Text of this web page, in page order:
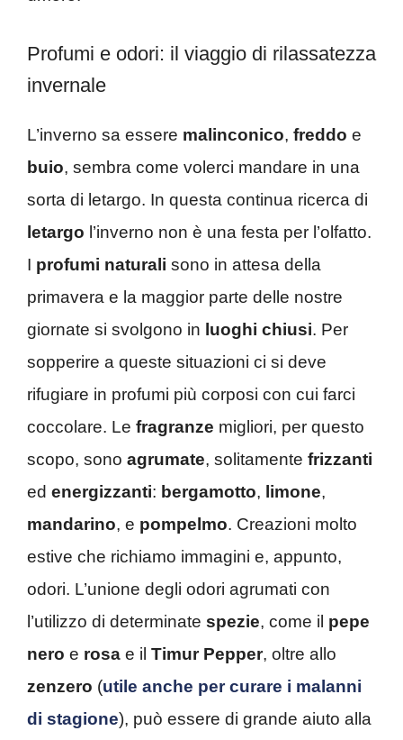
Profumi e odori: il viaggio di rilassatezza
invernale
L’inverno sa essere malinconico, freddo e
buio, sembra come volerci mandare in una
sorta di letargo. In questa continua ricerca di
letargo l’inverno non è una festa per l’olfatto.
I profumi naturali sono in attesa della
primavera e la maggior parte delle nostre
giornate si svolgono in luoghi chiusi. Per
sopperire a queste situazioni ci si deve
rifugiare in profumi più corposi con cui farci
coccolare. Le fragranze migliori, per questo
scopo, sono agrumate, solitamente frizzanti
ed energizzanti: bergamotto, limone,
mandarino, e pompelmo. Creazioni molto
estive che richiamo immagini e, appunto,
odori. L’unione degli odori agrumati con
l’utilizzo di determinate spezie, come il pepe
nero e rosa e il Timur Pepper, oltre allo
zenzero (utile anche per curare i malanni
di stagione), può essere di grande aiuto alla